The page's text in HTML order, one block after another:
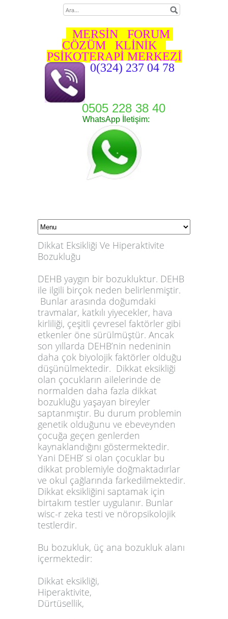
MERSİN FORUM
ÇÖZÜM KLİNİK
PSİKOTERAPİ MERKEZİ
0(324) 237 04 78
0505 228 38 40
WhatsApp İletişim:
Dikkat Eksikliği Ve Hiperaktivite
Bozukluğu
DEHB yaygın bir bozukluktur. DEHB
ile ilgili birçok neden belirlenmiştir.
Bunlar arasında doğumdaki
travmalar, katkılı yiyecekler, hava
kirliliği, çeşitli çevresel faktörler gibi
etkenler öne sürülmüştür. Ancak
son yıllarda DEHB’nin nedeninin
daha çok biyolojik faktörler olduğu
düşünülmektedir. Dikkat eksikliği
olan çocukların ailelerinde de
normalden daha fazla dikkat
bozukluğu yaşayan bireyler
saptanmıştır. Bu durum problemin
genetik olduğunu ve ebeveynden
çocuğa geçen genlerden
kaynaklandığını göstermektedir.
Yani DEHB’ si olan çocuklar bu
dikkat problemiyle doğmaktadırlar
ve okul çağlarında farkedilmektedir.
Dikkat eksikliğini saptamak için
birtakım testler uygulanır. Bunlar
wisc-r zeka testi ve nöropsikolojik
testlerdir.
Bu bozukluk, üç ana bozukluk alanı
içermektedir:
Dikkat eksikliği,
Hiperaktivite,
Dürtüsellik,